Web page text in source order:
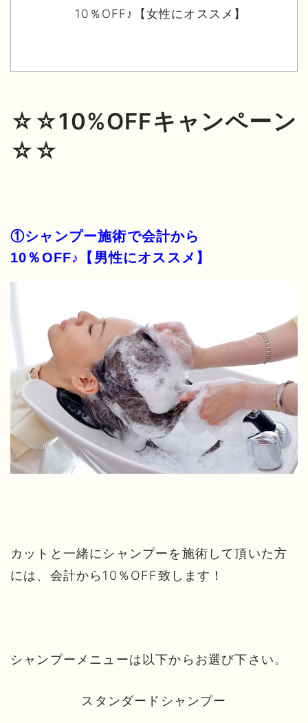
10％OFF♪【女性にオススメ】
☆☆10%OFFキャンペーン
☆☆
①シャンプー施術で会計から
10％OFF♪【男性にオススメ】
カットと一緒にシャンプーを施術して頂いた方
には、会計から10％OFF致します！
シャンプーメニューは以下からお選び下さい。
スタンダードシャンプー